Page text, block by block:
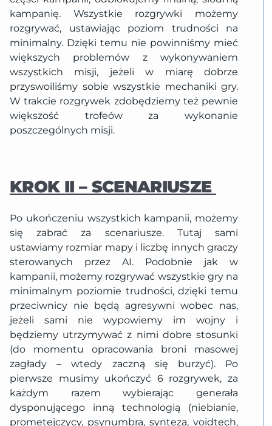
kampanię. Wszystkie rozgrywki możemy
rozgrywać, ustawiając poziom trudności na
minimalny. Dzięki temu nie powinniśmy mieć
większych problemów z wykonywaniem
wszystkich misji, jeżeli w miarę dobrze
przyswoiliśmy sobie wszystkie mechaniki gry.
W trakcie rozgrywek zdobędziemy też pewnie
większość trofeów za wykonanie
poszczególnych misji.
KROK II – SCENARIUSZE
Po ukończeniu wszystkich kampanii, możemy
się zabrać za scenariusze. Tutaj sami
ustawiamy rozmiar mapy i liczbę innych graczy
sterowanych przez AI. Podobnie jak w
kampanii, możemy rozgrywać wszystkie gry na
minimalnym poziomie trudności, dzięki temu
przeciwnicy nie będą agresywni wobec nas,
jeżeli sami nie wypowiemy im wojny i
będziemy utrzymywać z nimi dobre stosunki
(do momentu opracowania broni masowej
zagłady – wtedy zaczną się burzyć). Po
pierwsze musimy ukończyć 6 rozgrywek, za
każdym razem wybierając generała
dysponującego inną technologią (niebianie,
prometejczycy, psynumbra, synteza, voidtech,